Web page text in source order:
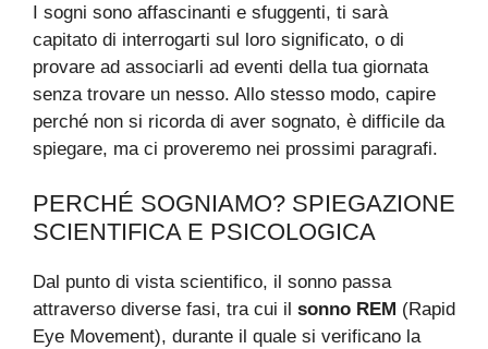
I sogni sono affascinanti e sfuggenti, ti sarà
capitato di interrogarti sul loro significato, o di
provare ad associarli ad eventi della tua giornata
senza trovare un nesso. Allo stesso modo, capire
perché non si ricorda di aver sognato, è difficile da
spiegare, ma ci proveremo nei prossimi paragrafi.
PERCHÉ SOGNIAMO? SPIEGAZIONE
SCIENTIFICA E PSICOLOGICA
Dal punto di vista scientifico, il sonno passa
attraverso diverse fasi, tra cui il sonno REM (Rapid
Eye Movement), durante il quale si verificano la